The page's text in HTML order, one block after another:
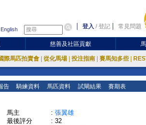
English 登入 /登記 常見問題
慈善及社區貢獻
際馬匹拍賣會 從化馬場 投注指南 賽馬知多些
告 騎練資料 馬匹資料 試閘結果 賽期表
馬主 : 張翼雄
最後評分
: 32